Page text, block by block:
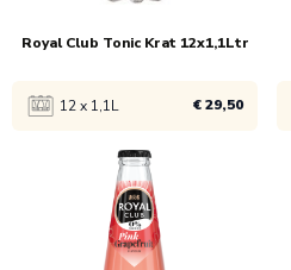
Royal Club Tonic Krat 12x1,1Ltr
12 x 1,1L € 29,50
Bekijk product
€ 29,50